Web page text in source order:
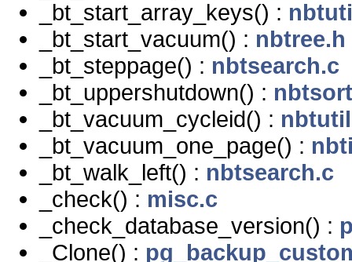
_bt_start_array_keys() :
_bt_start_vacuum() : nbtree.h
_bt_steppage() : nbtsearch.c
_bt_uppershutdown() :
_bt_vacuum_cycleid() :
_bt_vacuum_one_page() :
_bt_walk_left() : nbtsearch.c
_check() : misc.c
_check_database_version() :
_Clone() :